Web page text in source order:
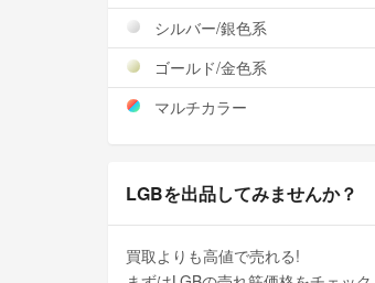
シルバー/銀色系
ゴールド/金色系
マルチカラー
LGBを出品してみませんか？
買取よりも高値で売れる!